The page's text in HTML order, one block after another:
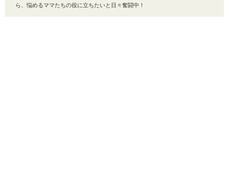
ら、悩めるママたちの役に立ちたいと日々奮闘中！